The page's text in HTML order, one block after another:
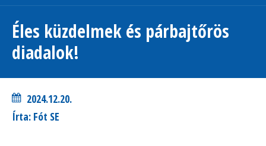
Éles küzdelmek és párbajtőrös
diadalok!
2024.12.20.
Írta: Fót SE